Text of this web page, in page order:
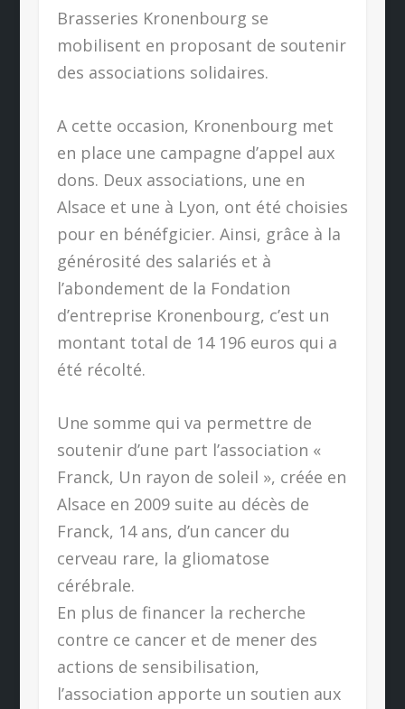
Brasseries Kronenbourg se
mobilisent en proposant de soutenir
des associations solidaires.
A cette occasion, Kronenbourg met
en place une campagne d’appel aux
dons. Deux associations, une en
Alsace et une à Lyon, ont été choisies
pour en bénéfgicier. Ainsi, grâce à la
générosité des salariés et à
l’abondement de la Fondation
d’entreprise Kronenbourg, c’est un
montant total de 14 196 euros qui a
été récolté.
Une somme qui va permettre de
soutenir d’une part l’association «
Franck, Un rayon de soleil », créée en
Alsace en 2009 suite au décès de
Franck, 14 ans, d’un cancer du
cerveau rare, la gliomatose
cérébrale.
En plus de financer la recherche
contre ce cancer et de mener des
actions de sensibilisation,
l’association apporte un soutien aux